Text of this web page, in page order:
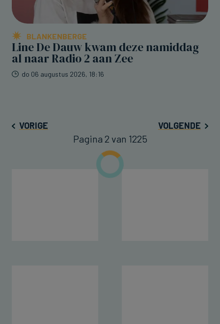
BLANKENBERGE
Line De Dauw kwam deze namiddag
al naar Radio 2 aan Zee
do 06 augustus 2026, 18:16
VORIGE VOLGENDE
Pagina 2 van 1225